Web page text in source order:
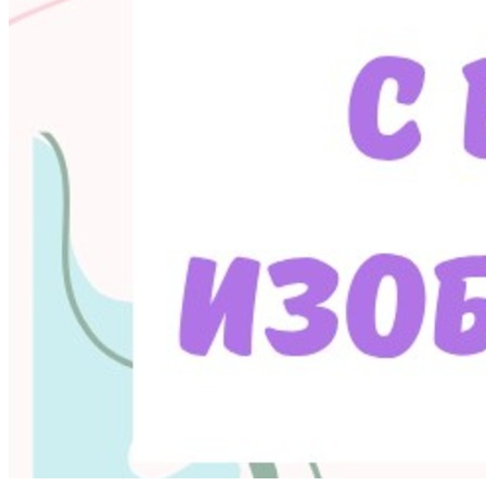
также прошла курс и получила сертификат по
программе: "Продающие тексты: пиши и продавай
перепечатывании текста с разных носителей, то
буду Вам полезна. Телеграмм: @forever_smile1105